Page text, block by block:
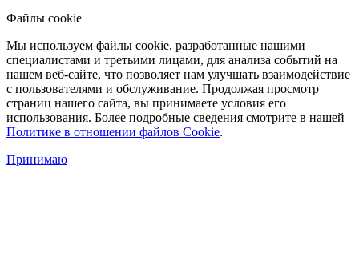
Файлы cookie
Мы используем файлы cookie, разработанные нашими
специалистами и третьими лицами, для анализа событий на
нашем веб-сайте, что позволяет нам улучшать взаимодействие
с пользователями и обслуживание. Продолжая просмотр
страниц нашего сайта, вы принимаете условия его
использования. Более подробные сведения смотрите в нашей
Политике в отношении файлов Cookie.
Принимаю